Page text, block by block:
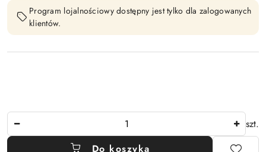
Program lojalnościowy dostępny jest tylko dla zalogowanych
klientów.
szt.
Do koszyka